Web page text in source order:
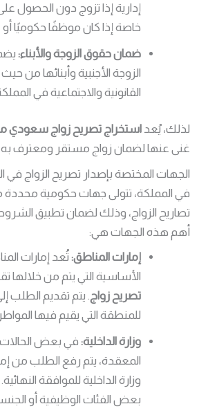
إدارية إذا تزوج دون الحصول على
خاصة إذا كان موظفًا حكوميًا
ضمان حقوق الزوجة والأبناء:
الزوجة الأجنبية وأبنائها من
القانونية والاجتماعية في
لذلك، يُعداستخراج تصريح زواج سعودي
غنى عنها لضمان زواج مستقر ومعترف به
الجهات المختصة بإصدار تصريح الزواج في
في المملكة، تتولى جهات حكومية محددة
تصاريح الزواج، وذلك لضمان تطبيق الشروط
أهم هذه الجهات هي:
إمارات المناطق: تُعد إمارات
الأساسية التي يتم من خلالها
تصريح زواج. يتم تقديم الطلب
للمنطقة التي يقيم فيها
وزارة الداخلية: في بعض الحالات
المعقدة، يتم رفع الطلب من
وزارة الداخلية للموافقة
بعض الفئات الوظيفية أو